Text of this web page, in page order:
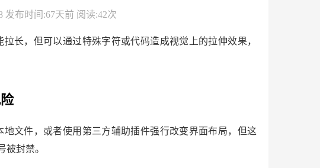
发布时间:67天前 阅读:42次
长，但可以通过特殊字符或代码造成视觉上的拉伸效果，
地文件，或者使用第三方辅助插件强行改变界面布局，但这
被封禁。